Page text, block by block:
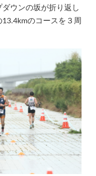
ウンの坂が折り返し
のコースを３周